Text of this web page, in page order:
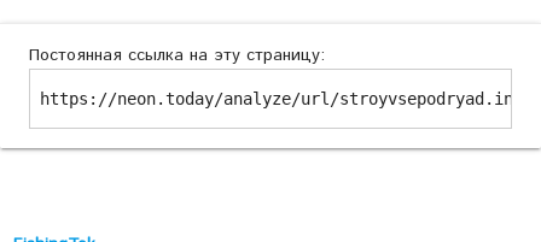
Постоянная ссылка на эту страницу:
https://neon.today/analyze/url/stroyvsepodryad.info